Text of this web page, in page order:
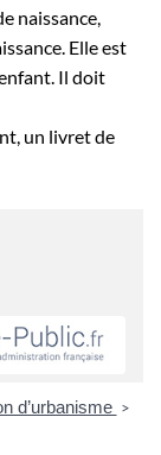
naissance,
Elle est
Il doit
un livret de
d’urbanisme >